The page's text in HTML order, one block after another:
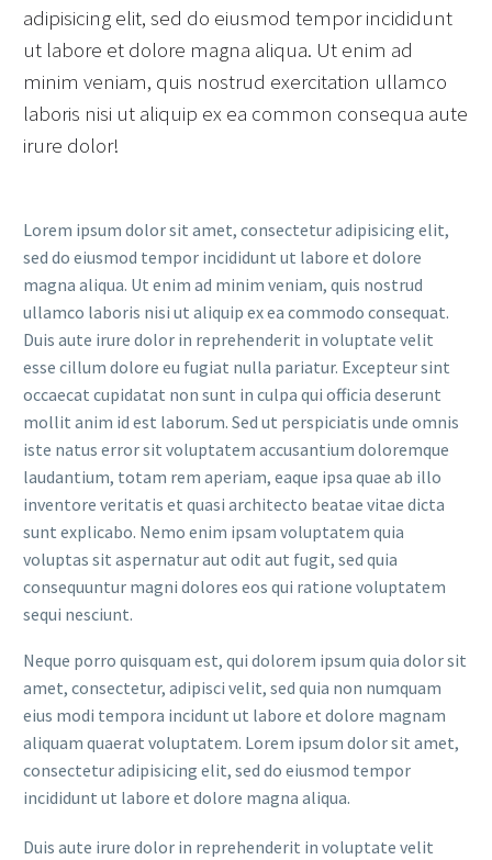
adipisicing elit, sed do eiusmod tempor incididunt
ut labore et dolore magna aliqua. Ut enim ad
minim veniam, quis nostrud exercitation ullamco
laboris nisi ut aliquip ex ea common consequa aute
irure dolor!
Lorem ipsum dolor sit amet, consectetur adipisicing elit,
sed do eiusmod tempor incididunt ut labore et dolore
magna aliqua. Ut enim ad minim veniam, quis nostrud
ullamco laboris nisi ut aliquip ex ea commodo consequat.
Duis aute irure dolor in reprehenderit in voluptate velit
esse cillum dolore eu fugiat nulla pariatur. Excepteur sint
occaecat cupidatat non sunt in culpa qui officia deserunt
mollit anim id est laborum. Sed ut perspiciatis unde omnis
iste natus error sit voluptatem accusantium doloremque
laudantium, totam rem aperiam, eaque ipsa quae ab illo
inventore veritatis et quasi architecto beatae vitae dicta
sunt explicabo. Nemo enim ipsam voluptatem quia
voluptas sit aspernatur aut odit aut fugit, sed quia
consequuntur magni dolores eos qui ratione voluptatem
sequi nesciunt.
Neque porro quisquam est, qui dolorem ipsum quia dolor sit
amet, consectetur, adipisci velit, sed quia non numquam
eius modi tempora incidunt ut labore et dolore magnam
aliquam quaerat voluptatem. Lorem ipsum dolor sit amet,
consectetur adipisicing elit, sed do eiusmod tempor
incididunt ut labore et dolore magna aliqua.
Duis aute irure dolor in reprehenderit in voluptate velit